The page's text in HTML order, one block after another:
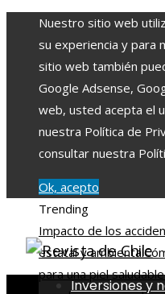
Nuestro sitio web
su experiencia y para
sitio web también
Google Adsense,
web, usted acepta el
nuestra Política de
consultar nuestra
Ok, acepto
Trending
Impacto de los
estatal y ambiental
para una piel saludable
Inversiones y